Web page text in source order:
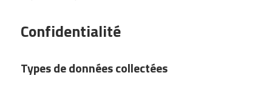
Confidentialité
Types de données collectées